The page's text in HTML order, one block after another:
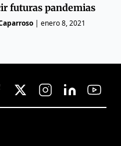
futuras pandemias
|enero 8, 2021